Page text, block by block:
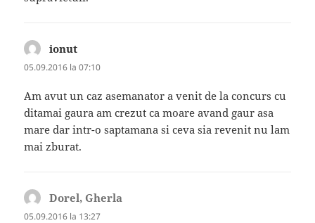
ionut
05.09.2016 la 07:10
Am avut un caz asemanator a venit de la concurs cu
ditamai gaura am crezut ca moare avand gaur asa
mare dar intr-o saptamana si ceva sia revenit nu lam
mai zburat.
Dorel, Gherla
05.09.2016 la 13:27